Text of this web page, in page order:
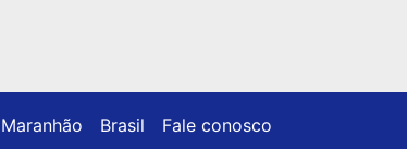
Maranhão Brasil Fale conosco